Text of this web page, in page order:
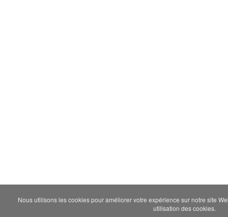
Nous utilisons les cookies pour améliorer votre expérience sur notre site
utilisation des cookies.